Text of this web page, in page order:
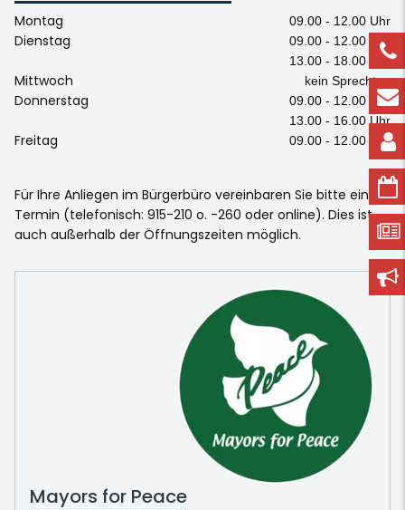
Montag 09.00 - 12.00 Uhr
Dienstag
09.00 - 12.00 Uhr
13.00 - 18.00 Uhr
Mittwoch kein Sprechtag
Donnerstag
09.00 - 12.00 Uhr
13.00 - 16.00 Uhr
Freitag 09.00 - 12.00 Uhr
Für Ihre Anliegen im Bürgerbüro vereinbaren Sie bitte einen
Termin (telefonisch: 915-210 o. -260 oder online). Dies ist
auch außerhalb der Öffnungszeiten möglich.
Mayors for Peace